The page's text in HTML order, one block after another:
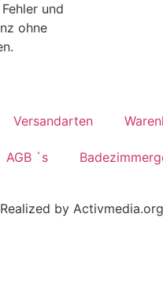
und
ohne
Versandarten
AGB `s
Realized by Activmedia.org